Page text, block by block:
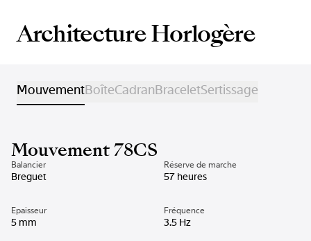
Architecture Horlogère
MouvementBoîteCadranBraceletSertissage
Mouvement 78CS
Balancier
Breguet
Réserve de marche
57 heures
Epaisseur
5 mm
Fréquence
3.5 Hz